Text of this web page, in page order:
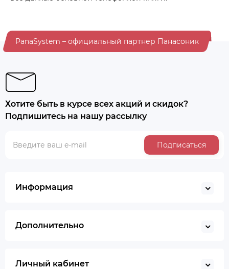
PanaSystem – официальный партнер Панасоник
Хотите быть в курсе всех акций и скидок?
Подпишитесь на нашу рассылку
Подписаться
Информация
Дополнительно
Личный кабинет